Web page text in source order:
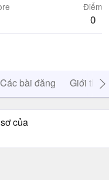
Điểm
0
Các bài đăng Giới thiệu
của